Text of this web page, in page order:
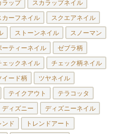
ラップ スカラップネイル
カーフネイル スクエアネイル
ストーンネイル スノーマン
ーティーネイル ゼブラ柄
ェックネイル チェック柄ネイル
イード柄 ツヤネイル
テイクアウト テラコッタ
ディズニー ディズニーネイル
ンド トレンドアート